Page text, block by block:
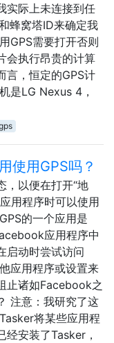
实际上未连接到任
蜂窝塔ID来确定我
GPS需要打开否则
会执行昂贵的计算
言，恒定的GPS计
是LG Nexus 4，
使用GPS吗？
，以便在打开“地
用程序时可以使用
的一个应用是
应用程序中
启动时尝试访问
应用程序或设置来
止诸如Facebook之
注意：我研究了这
将某些应用程
经安装了Tasker，